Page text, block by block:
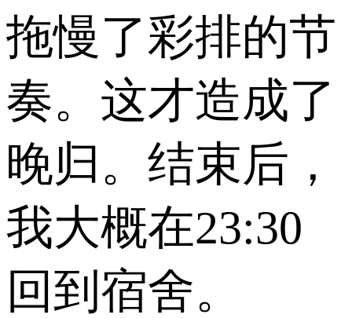
拖慢了彩排的节
奏。这才造成了
晚归。结束后，
我大概在23:30
回到宿舍。